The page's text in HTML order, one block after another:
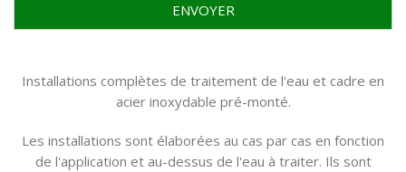
ENVOYER
Installations complètes de traitement de l'eau et cadre en
acier inoxydable pré-monté.
Les installations sont élaborées au cas par cas en fonction
de l'application et au-dessus de l'eau à traiter. Ils sont